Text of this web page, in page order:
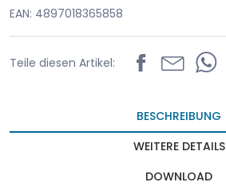
EAN: 4897018365858
Teile diesen Artikel:
BESCHREIBUNG
WEITERE DETAILS
DOWNLOAD